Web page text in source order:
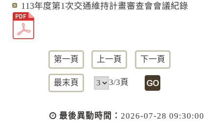
113年度第1次交通維持計畫審查會會議紀錄
第一頁 上一頁 下一頁
最末頁 3/3頁
最後異動時間： 2026-07-28 09:30:00